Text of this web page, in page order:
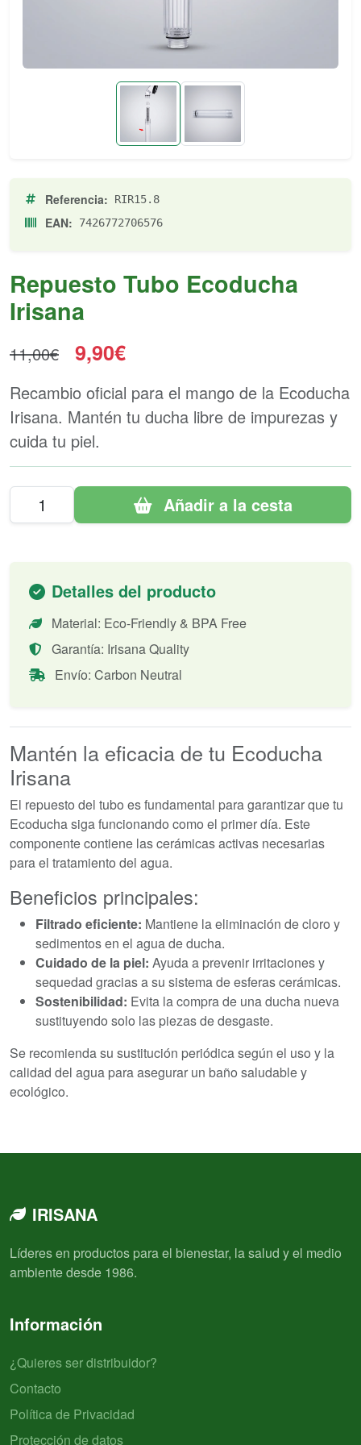
Referencia: RIR15.8
EAN: 7426772706576
Repuesto Tubo Ecoducha
Irisana
11,00€ 9,90€
Recambio oficial para el mango de la Ecoducha
Irisana. Mantén tu ducha libre de impurezas y
cuida tu piel.
Añadir a la cesta
Detalles del producto
Material: Eco-Friendly & BPA Free
Garantía: Irisana Quality
Envío: Carbon Neutral
Mantén la eficacia de tu Ecoducha
Irisana
El repuesto del tubo es fundamental para garantizar que tu
Ecoducha siga funcionando como el primer día. Este
componente contiene las cerámicas activas necesarias
para el tratamiento del agua.
Beneficios principales:
Filtrado eficiente: Mantiene la eliminación de cloro y
sedimentos en el agua de ducha.
Cuidado de la piel: Ayuda a prevenir irritaciones y
sequedad gracias a su sistema de esferas cerámicas.
Sostenibilidad: Evita la compra de una ducha nueva
sustituyendo solo las piezas de desgaste.
Se recomienda su sustitución periódica según el uso y la
calidad del agua para asegurar un baño saludable y
ecológico.
IRISANA
Líderes en productos para el bienestar, la salud y el medio
ambiente desde 1986.
Información
¿Quieres ser distribuidor?
Contacto
Política de Privacidad
Protección de datos